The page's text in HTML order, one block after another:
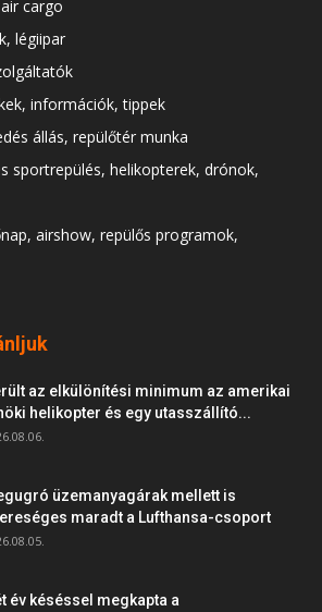
cargo
légiipar
információk, tippek
állás, repülőtér munka
sportrepülés, helikopterek, drónok,
airshow, repülős programok,
az elkülönítési minimum az amerikai
helikopter és egy utasszállító...
üzemanyagárak mellett is
maradt a Lufthansa-csoport
év késéssel megkapta a